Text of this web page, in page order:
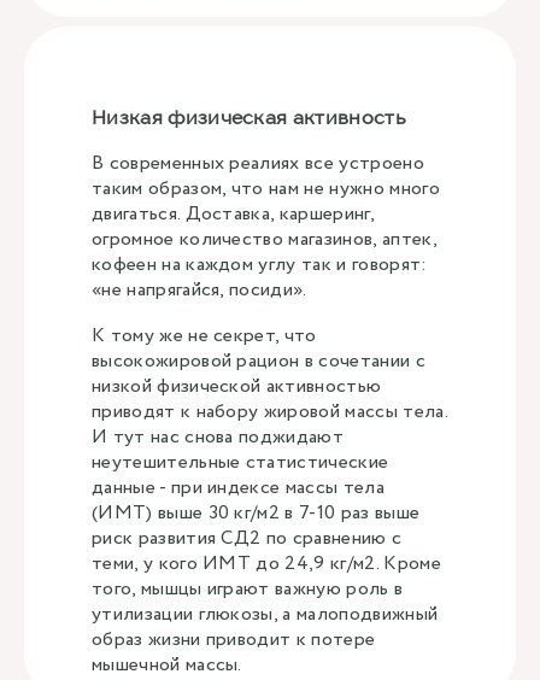
Низкая физическая активность
В современных реалиях все устроено
таким образом, что нам не нужно много
двигаться. Доставка, каршеринг,
огромное количество магазинов, аптек,
кофеен на каждом углу так и говорят:
«не напрягайся, посиди».
К тому же не секрет, что
высокожировой рацион в сочетании с
низкой физической активностью
приводят к набору жировой массы тела.
И тут нас снова поджидают
неутешительные статистические
данные - при индексе массы тела
(ИМТ) выше 30 кг/м2 в 7-10 раз выше
риск развития СД2 по сравнению с
теми, у кого ИМТ до 24,9 кг/м2. Кроме
того, мышцы играют важную роль в
утилизации глюкозы, а малоподвижный
образ жизни приводит к потере
мышечной массы.